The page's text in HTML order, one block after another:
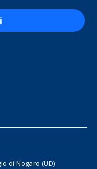
di Nogaro (UD)